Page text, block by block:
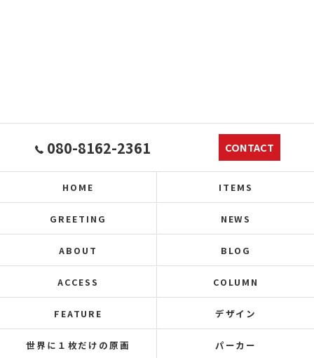
080-8162-2361 CONTACT
HOME ITEMS
GREETING NEWS
ABOUT BLOG
ACCESS COLUMN
FEATURE デザイン
世界に１枚だけの原画 パーカー